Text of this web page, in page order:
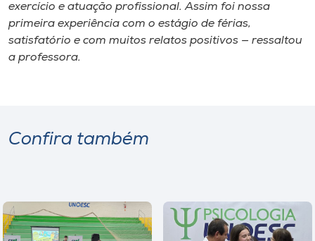
exercício e atuação profissional. Assim foi nossa
primeira experiência com o estágio de férias,
satisfatório e com muitos relatos positivos — ressaltou
a professora.
Confira também